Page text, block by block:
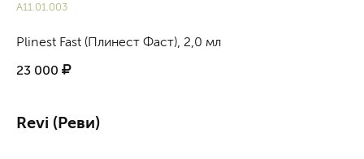
А11.01.003
Plinest Fast (Плинест Фаст), 2,0 мл
23 000
Revi (Реви)